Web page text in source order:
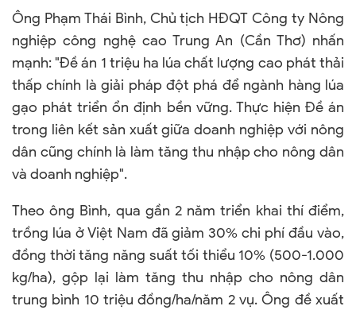
Ông Phạm Thái Bình, Chủ tịch HĐQT Công ty Nông
nghiệp công nghệ cao Trung An (Cần Thơ) nhấn
mạnh: "Đề án 1 triệu ha lúa chất lượng cao phát thải
thấp chính là giải pháp đột phá để ngành hàng lúa
gạo phát triển ổn định bền vững. Thực hiện Đề án
trong liên kết sản xuất giữa doanh nghiệp với nông
dân cũng chính là làm tăng thu nhập cho nông dân
và doanh nghiệp".
Theo ông Bình, qua gần 2 năm triển khai thí điểm,
trồng lúa ở Việt Nam đã giảm 30% chi phí đầu vào,
đồng thời tăng năng suất tối thiểu 10% (500-1.000
kg/ha), gộp lại làm tăng thu nhập cho nông dân
trung bình 10 triệu đồng/ha/năm 2 vụ. Ông đề xuất